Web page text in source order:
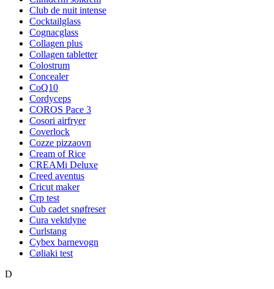
Club de nuit intense
Cocktailglass
Cognacglass
Collagen plus
Collagen tabletter
Colostrum
Concealer
CoQ10
Cordyceps
COROS Pace 3
Cosori airfryer
Coverlock
Cozze pizzaovn
Cream of Rice
CREAMi Deluxe
Creed aventus
Cricut maker
Crp test
Cub cadet snøfreser
Cura vektdyne
Curlstang
Cybex barnevogn
Cøliaki test
D